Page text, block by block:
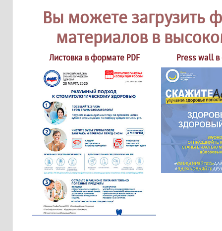
Вы можете загрузить
материалов в
Листовка в формате PDF Press wall в